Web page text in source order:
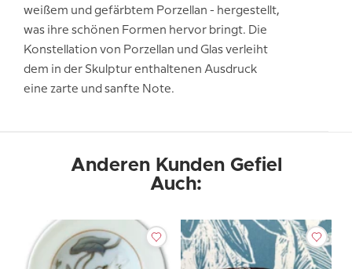
weißem und gefärbtem Porzellan - hergestellt,
was ihre schönen Formen hervor bringt. Die
Konstellation von Porzellan und Glas verleiht
dem in der Skulptur enthaltenen Ausdruck
eine zarte und sanfte Note.
Anderen Kunden Gefiel
Auch: